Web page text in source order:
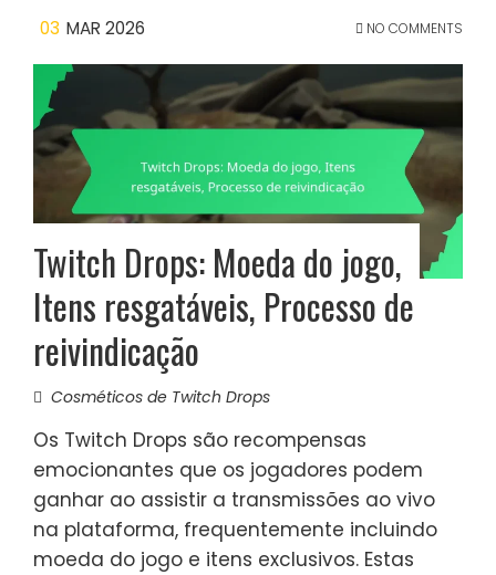
03 MAR 2026 NO COMMENTS
Twitch Drops: Moeda do jogo,
Itens resgatáveis, Processo de
reivindicação
Cosméticos de Twitch Drops
Os Twitch Drops são recompensas
emocionantes que os jogadores podem
ganhar ao assistir a transmissões ao vivo
na plataforma, frequentemente incluindo
moeda do jogo e itens exclusivos. Estas